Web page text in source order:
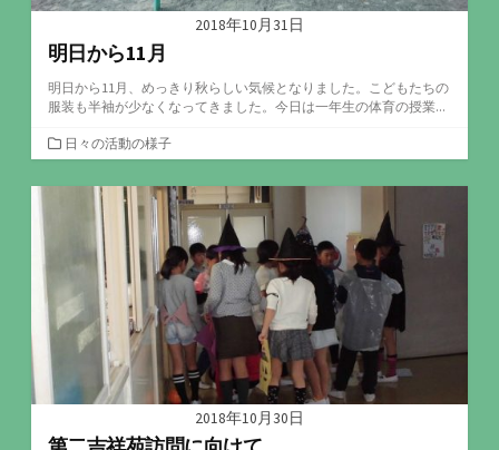
2018年10月31日
明日から11月
明日から11月、めっきり秋らしい気候となりました。こどもたちの
服装も半袖が少なくなってきました。今日は一年生の体育の授業...
カ
テ
ゴ
日々の活動の様子
2018年10月30日